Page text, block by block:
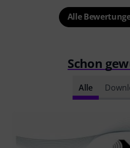
Alle
Schon
Alle